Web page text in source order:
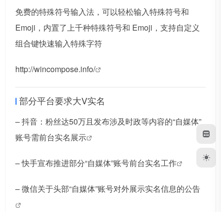
免费的特殊符号输入法，可以轻松输入特殊符号和
Emoji，内置了上千种特殊符号和 Emoji，支持自定义
组合键快速输入特殊字符
http://wincompose.info/
部分平台要求大V实名
–抖音：粉丝达50万且发布涉及时政等内容的“自媒体”
账号需前台实名展示
–快手宣布推进部分“自媒体”账号前台实名工作
–微信关于头部“自媒体”账号对外展示实名信息的公告